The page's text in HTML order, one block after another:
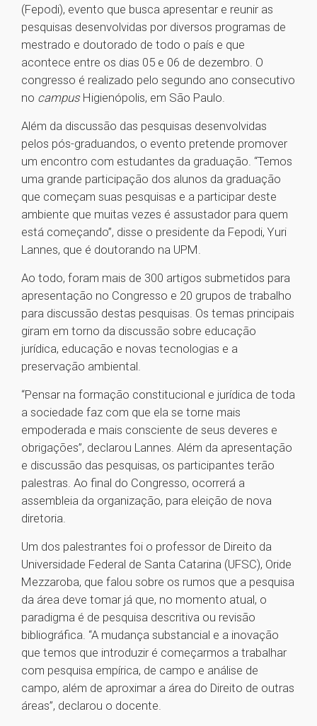
(Fepodi), evento que busca apresentar e reunir as
pesquisas desenvolvidas por diversos programas de
mestrado e doutorado de todo o país e que
acontece entre os dias 05 e 06 de dezembro. O
congresso é realizado pelo segundo ano consecutivo
no campus Higienópolis, em São Paulo.
Além da discussão das pesquisas desenvolvidas
pelos pós-graduandos, o evento pretende promover
um encontro com estudantes da graduação. “Temos
uma grande participação dos alunos da graduação
que começam suas pesquisas e a participar deste
ambiente que muitas vezes é assustador para quem
está começando”, disse o presidente da Fepodi, Yuri
Lannes, que é doutorando na UPM.
Ao todo, foram mais de 300 artigos submetidos para
apresentação no Congresso e 20 grupos de trabalho
para discussão destas pesquisas. Os temas principais
giram em torno da discussão sobre educação
jurídica, educação e novas tecnologias e a
preservação ambiental.
“Pensar na formação constitucional e jurídica de toda
a sociedade faz com que ela se torne mais
empoderada e mais consciente de seus deveres e
obrigações”, declarou Lannes. Além da apresentação
e discussão das pesquisas, os participantes terão
palestras. Ao final do Congresso, ocorrerá a
assembleia da organização, para eleição de nova
diretoria.
Um dos palestrantes foi o professor de Direito da
Universidade Federal de Santa Catarina (UFSC), Oride
Mezzaroba, que falou sobre os rumos que a pesquisa
da área deve tomar já que, no momento atual, o
paradigma é de pesquisa descritiva ou revisão
bibliográfica. “A mudança substancial e a inovação
que temos que introduzir é começarmos a trabalhar
com pesquisa empírica, de campo e análise de
campo, além de aproximar a área do Direito de outras
áreas”, declarou o docente.